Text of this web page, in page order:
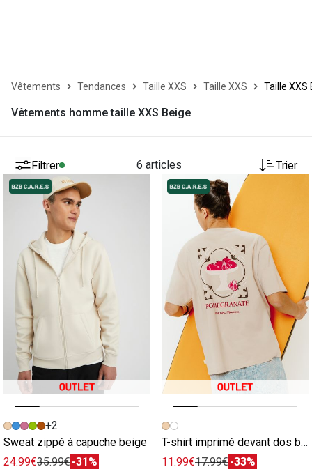
Vêtements Tendances Taille XXS Taille XXS Taille XXS
Vêtements homme taille XXS Beige
Filtrer 6 articles Trier
Image précédente
Image suivante
+2
Sweat zippé à capuche beige
24.99€35.99€-31%
Image précédente
Image suivante
T-shirt imprimé devant dos beige
11.99€17.99€-33%